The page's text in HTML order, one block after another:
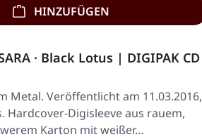
HINZUFÜGEN
· Black Lotus | DIGIPAK CD
Metal. Veröffentlicht am 11.03.2016,
Hardcover-Digisleeve aus rauem,
Karton mit weißer…